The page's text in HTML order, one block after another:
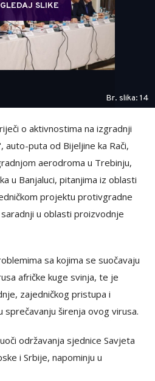
SLIKE
Br. slika: 14
o aktivnostima na izgradnji
auto-puta od Bijeljine ka Rači,
aerodroma u Trebinju,
u Banjaluci, pitanjima iz oblasti
projektu protivgradne
u oblasti proizvodnje
sa kojima se suočavaju
afričke kuge svinja, te je
zajedničkog pristupa i
širenja ovog virusa.
održavanja sjednice Savjeta
i Srbije, napominju u